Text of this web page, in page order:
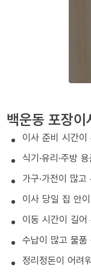
백운동 포장
이사 준비 시간
식기·유리·주방
가구·가전이 많
이사 당일 집 안
이동 시간이 길
수납이 많고 물품
정리정돈이 어려